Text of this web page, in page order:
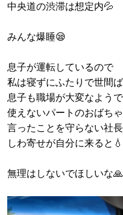
中央道の渋滞は想定内💦
みんな爆睡😪
息子が運転しているので
私は寝ずにふたりで世間
息子も職場が大変なようで
使えないパートのおばち
言ったことを守らない社
しわ寄せが自分に来ると💧‬
無理はしないでほしいな🙏